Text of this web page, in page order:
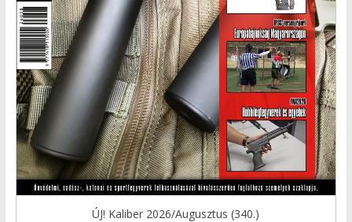
ÚJ! Kaliber 2026/Augusztus (340.)